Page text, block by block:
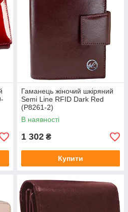
Гаманець жіночий шкіряний
Semi Line RFID Dark Red
(P8261-2)
В наявності
1 302 ₴
Купити